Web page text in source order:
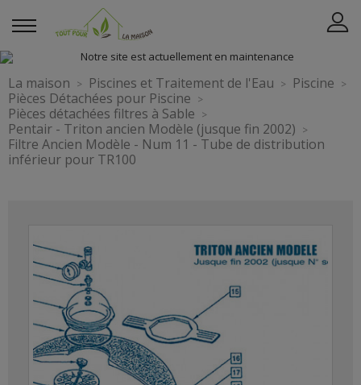
La maison Piscines et Traitement de l'Eau
Piscine
Pièces Détachées pour Piscine
Pièces détachées filtres à Sable
Pentair - Triton ancien Modèle (jusque fin 2002)
Filtre Ancien Modèle - Num 11 - Tube de distribution
inférieur pour TR100